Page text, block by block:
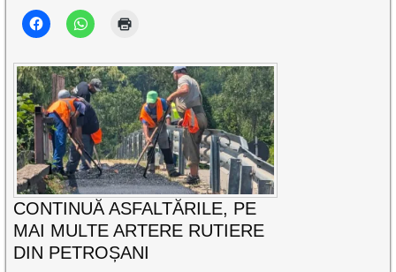
CONTINUĂ ASFALTĂRILE, PE
MAI MULTE ARTERE RUTIERE
DIN PETROȘANI